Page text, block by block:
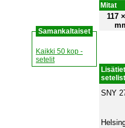
Samankaltaiset
Kaikki 50 kop -
setelit
Mitat
117
SNY